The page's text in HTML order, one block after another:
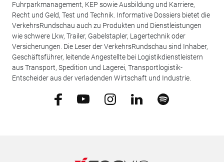
Fuhrparkmanagement, KEP sowie Ausbildung und Karriere,
Recht und Geld, Test und Technik. Informative Dossiers bietet die
VerkehrsRundschau auch zu Produkten und Dienstleistungen
wie schwere Lkw, Trailer, Gabelstapler, Lagertechnik oder
Versicherungen. Die Leser der VerkehrsRundschau sind Inhaber,
Geschäftsführer, leitende Angestellte bei Logistikdienstleistern
aus Transport, Spedition und Lagerei, Transportlogistik-
Entscheider aus der verladenden Wirtschaft und Industrie.